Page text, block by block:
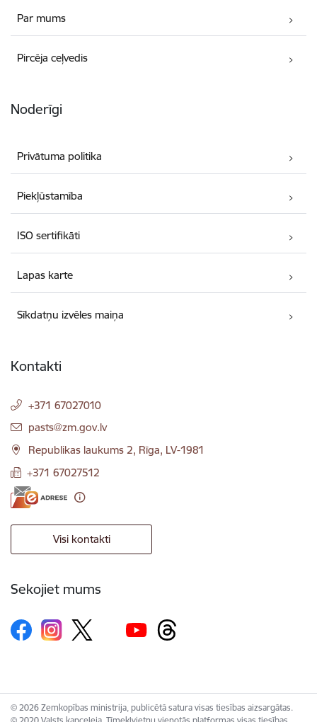
Par mums
Pircēja ceļvedis
Noderīgi
Privātuma politika
Piekļūstamība
ISO sertifikāti
Lapas karte
Sīkdatņu izvēles maiņa
Kontakti
+371 67027010
E-pasts:
pasts@zm.gov.lv
Republikas laukums 2, Rīga, LV-1981
+371 67027512
Visi kontakti
Sekojiet mums
© 2026 Zemkopības ministrija, publicētā satura visas tiesības aizsargātas.